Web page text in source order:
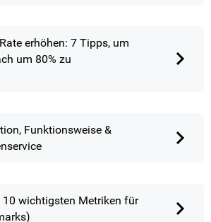
erhöhen: 7 Tipps, um
um 80% zu
Funktionsweise &
10 wichtigsten Metriken für